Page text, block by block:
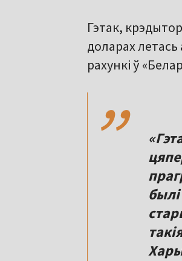
Гэтак,
доларах
рахункі ў
,,